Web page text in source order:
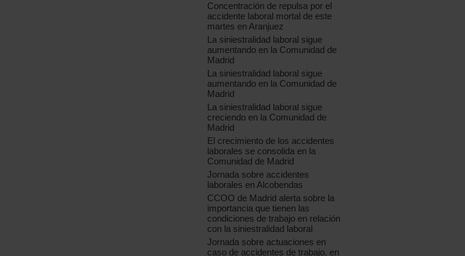
Concentración de repulsa por el
accidente laboral mortal de este
martes en Aranjuez
La siniestralidad laboral sigue
aumentando en la Comunidad de
Madrid
La siniestralidad laboral sigue
aumentando en la Comunidad de
Madrid
La siniestralidad laboral sigue
creciendo en la Comunidad de
Madrid
El crecimiento de los accidentes
laborales se consolida en la
Comunidad de Madrid
Jornada sobre accidentes
laborales en Alcobendas
CCOO de Madrid alerta sobre la
importancia que tienen las
condiciones de trabajo en relación
con la siniestralidad laboral
Jornada sobre actuaciones en
caso de accidentes de trabajo, en